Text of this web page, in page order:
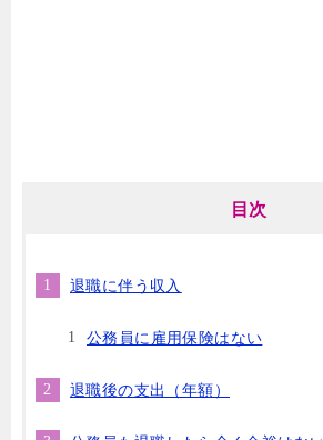
目次
退職に伴う収入
公務員に雇用保険はない
退職後の支出（年額）